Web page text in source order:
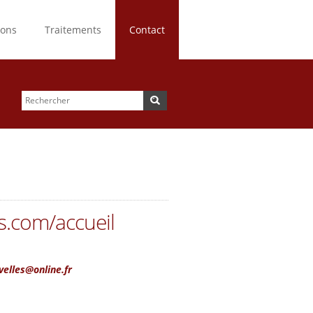
Traitements Contact
Formulaire de
Rechercher
accueil